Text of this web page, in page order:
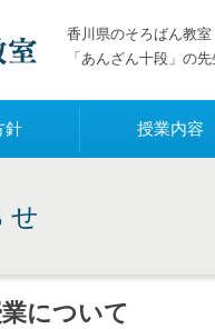
香川県のそろばん教
「あんざん十段」の
針 授業内容
について